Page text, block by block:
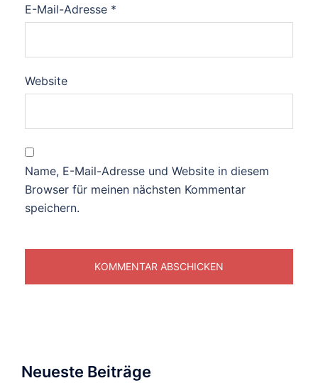
E-Mail-Adresse *
Website
Name, E-Mail-Adresse und Website in diesem
Browser für meinen nächsten Kommentar
speichern.
Neueste Beiträge